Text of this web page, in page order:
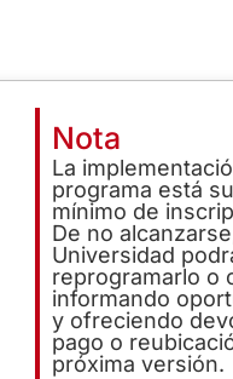
Nota
La
programa está
mínimo de
De no
Universidad
reprogramarlo o
informando
y ofreciendo
pago o
próxima versión.